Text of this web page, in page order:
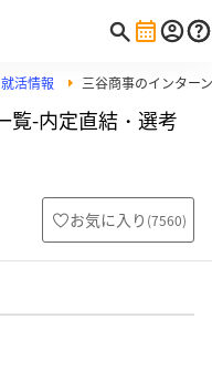
活情報 三谷商事のインター
覧-内定直結・選考
お気に入り (7560)